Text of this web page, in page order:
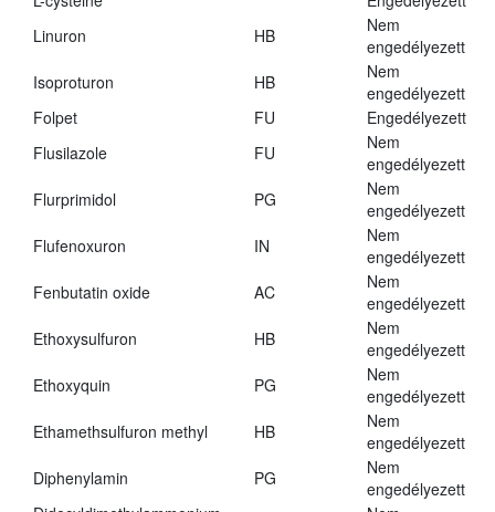
Linuron
HB
Nem
engedélyezett
Isoproturon
HB
Nem
engedélyezett
Folpet
FU
Engedélyezett
Flusilazole
FU
Nem
engedélyezett
Flurprimidol
PG
Nem
engedélyezett
Flufenoxuron
IN
Nem
engedélyezett
Fenbutatin oxide
AC
Nem
engedélyezett
Ethoxysulfuron
HB
Nem
engedélyezett
Ethoxyquin
PG
Nem
engedélyezett
Ethamethsulfuron methyl
HB
Nem
engedélyezett
Diphenylamin
PG
Nem
engedélyezett